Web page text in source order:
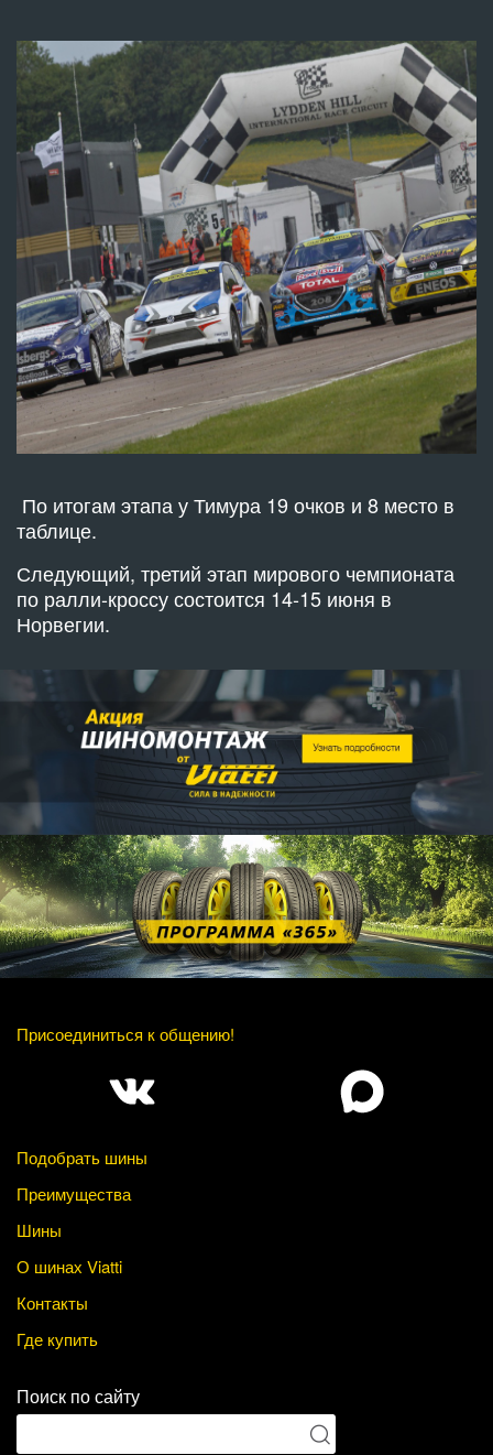
По итогам этапа у Тимура 19 очков и 8 место в
таблице.
Следующий, третий этап мирового чемпионата
по ралли-кроссу состоится 14-15 июня в
Норвегии.
Присоединиться к общению!
Подобрать шины
Преимущества
Шины
О шинах Viatti
Контакты
Где купить
Поиск по сайту